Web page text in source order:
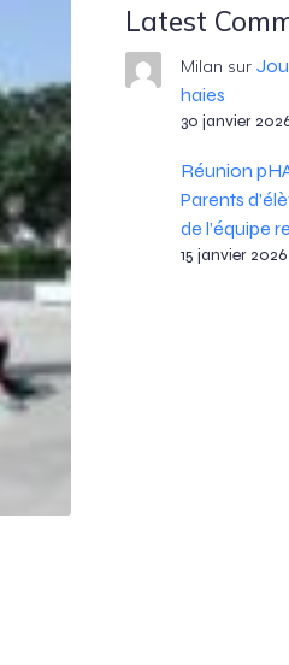
Latest
Milan sur
haies
30 janvier
Réunion
Parents
de l’équipe
15 janvier 2026